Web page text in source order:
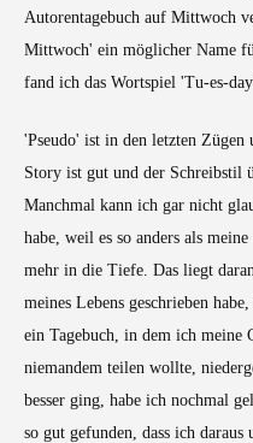
Autorentagebuch auf Mittwoch
Mittwoch' ein möglicher Name
fand ich das Wortspiel 'Tu-es-
'Pseudo' ist in den letzten
Story ist gut und der Schreibstil
Manchmal kann ich gar nicht
habe, weil es so anders als
mehr in die Tiefe. Das liegt
meines Lebens geschrieben
ein Tagebuch, in dem ich meine
niemandem teilen wollte,
besser ging, habe ich nochmal
so gut gefunden, dass ich